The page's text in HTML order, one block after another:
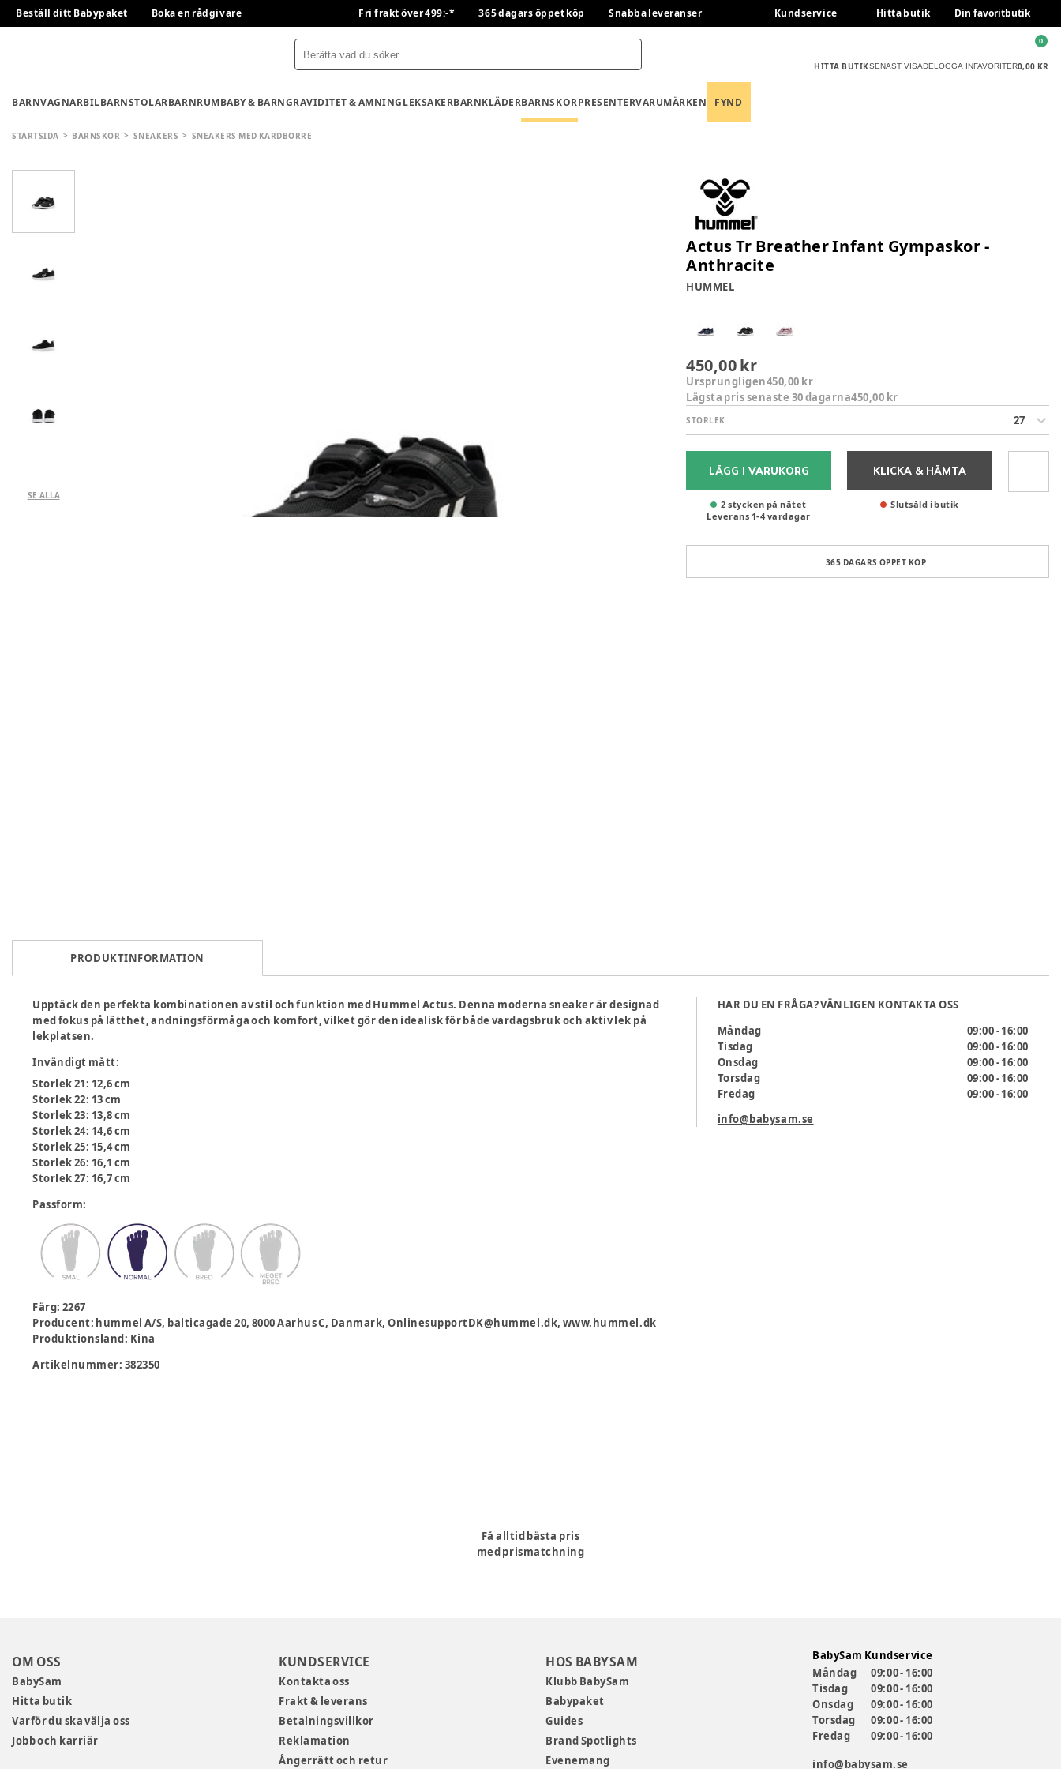
Beställ ditt Babypaket Boka en rådgivare Fri frakt över 499:-* 365 dagars öppet köp Snabba leveranser Kundservice Hitta butik Din favoritbutik
HITTA BUTIKSENAST VISADELOGGA INFAVORITER0,00 KR
0
BARNVAGNARBILBARNSTOLARBARNRUMBABY & BARNGRAVIDITET & AMNINGLEKSAKERBARNKLÄDERBARNSKORPRESENTERVARUMÄRKEN FYND
STARTSIDA BARNSKOR SNEAKERS SNEAKERS MED KARDBORRE
SE ALLA
Actus Tr Breather Infant Gympaskor -
Anthracite
HUMMEL
450,00 kr
Ursprungligen450,00 kr
Lägsta pris senaste 30 dagarna450,00 kr
STORLEK 27
LÄGG I VARUKORG
2 stycken på nätet
Leverans 1-4 vardagar
KLICKA & HÄMTA
Slutsåld i butik
365 DAGARS ÖPPET KÖP
PRODUKTINFORMATION
Upptäck den perfekta kombinationen av stil och funktion med Hummel Actus. Denna moderna sneaker är designad
med fokus på lätthet, andningsförmåga och komfort, vilket gör den idealisk för både vardagsbruk och aktiv lek på
lekplatsen.
Invändigt mått:
Storlek 21: 12,6 cm
Storlek 22: 13 cm
Storlek 23: 13,8 cm
Storlek 24: 14,6 cm
Storlek 25: 15,4 cm
Storlek 26: 16,1 cm
Storlek 27: 16,7 cm
Passform:
Färg: 2267
Producent: hummel A/S, balticagade 20, 8000 Aarhus C, Danmark, OnlinesupportDK@hummel.dk, www.hummel.dk
Produktionsland: Kina
Artikelnummer: 382350
HAR DU EN FRÅGA? VÄNLIGEN KONTAKTA OSS
Måndag
09:00 - 16:00
Tisdag
09:00 - 16:00
Onsdag
09:00 - 16:00
Torsdag
09:00 - 16:00
Fredag
09:00 - 16:00
info@babysam.se
Få alltid bästa pris
med prismatchning
OM OSS
BabySam
Hitta butik
Varför du ska välja oss
Jobb och karriär
KUNDSERVICE
Kontakta oss
Frakt & leverans
Betalningsvillkor
Reklamation
Ångerrätt och retur
HOS BABYSAM
Klubb BabySam
Babypaket
Guides
Brand Spotlights
Evenemang
BabySam Kundservice
Måndag
09:00 - 16:00
Tisdag
09:00 - 16:00
Onsdag
09:00 - 16:00
Torsdag
09:00 - 16:00
Fredag
09:00 - 16:00
info@babysam.se